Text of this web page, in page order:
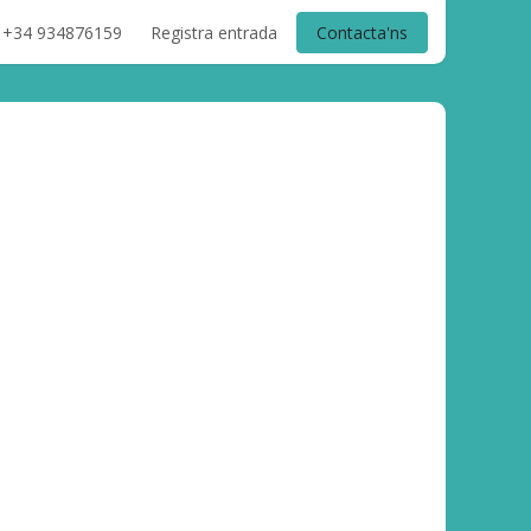
+34 934876159 Registra entrada Contacta'ns